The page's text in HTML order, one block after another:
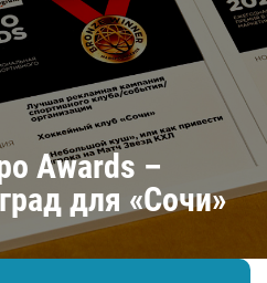
Awards –
для «Сочи»